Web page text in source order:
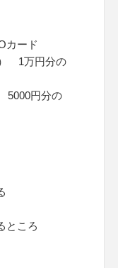
カード
1万円分の
5000円分の
ところ